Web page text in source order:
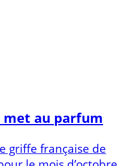
met au parfum
griffe française de